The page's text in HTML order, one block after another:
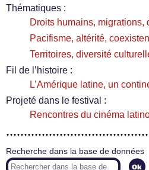
Thématiques :
Droits humains, migrations,
Pacifisme, altérité,
Territoires, diversité
Fil de l’histoire :
L’Amérique latine, un
Projeté dans le festival :
Rencontres du cinéma
Recherche dans la base de données